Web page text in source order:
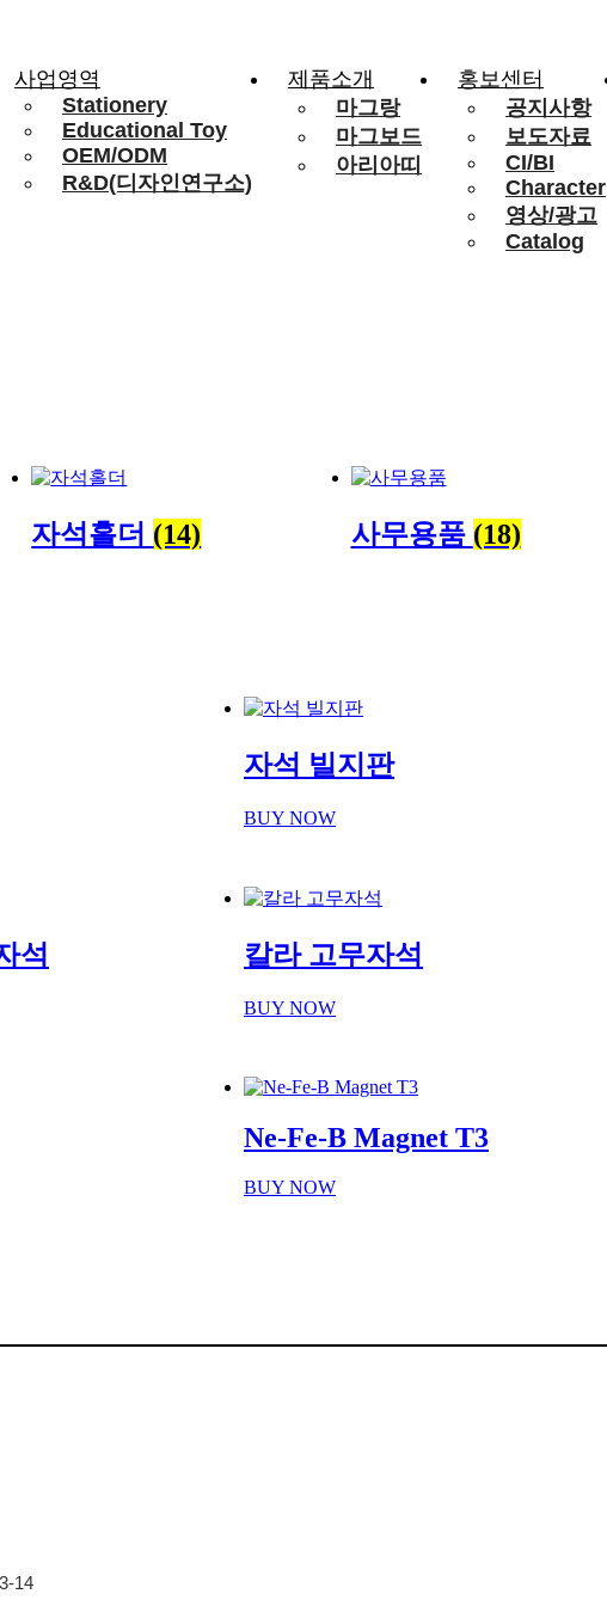
사업영역
Stationery
Educational Toy
OEM/ODM
R&D(디자인연구소)
제품소개
마그랑
마그보드
아리아띠
홍보센터
공지사항
보도자료
CI/BI
Character
영상/광고
Catalog
자석홀더 (14) 사무용품 (18)
자석 빌지판
BUY NOW
석 칼라 고무자석
BUY NOW
Ne-Fe-B Magnet T3
BUY NOW
14